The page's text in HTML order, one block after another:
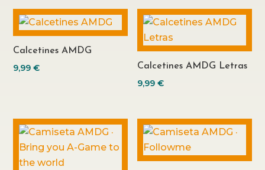
Calcetines AMDG
9,99€ Calcetines AMDG Letras
9,99€